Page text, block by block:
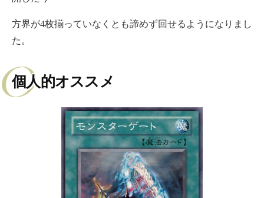
方界が4枚揃っていなくとも諦めず回せるようになりまし
た。
個人的オススメ